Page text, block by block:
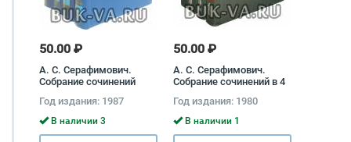
50.00 ₽
А. С. Серафимович.
Собрание сочинений
Александр
Серафимович
Год издания: 1987
В наличии 3
50.00 ₽
А. С. Серафимович.
Собрание сочинений в 4
Александр
Серафимович
Год издания: 1980
В наличии 1